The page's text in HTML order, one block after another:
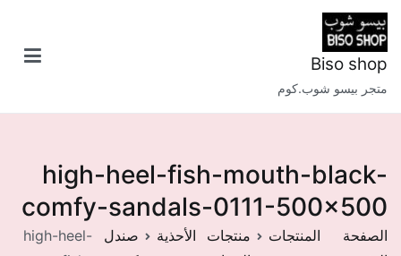
تخطى
إلى
المحتوى
Biso shop
متجر بيسو شوب.كوم
high-heel-fish-mouth-black-
comfy-sandals-0111-500×500
الصفحة
المنتجات
منتجات
الأحذية
صندل
high-heel-